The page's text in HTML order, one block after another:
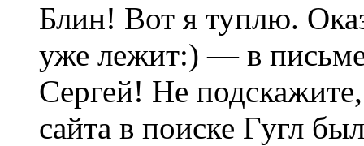
Блин! Вот я туплю.
уже лежит:) — в
Сергей! Не
сайта в поиске Гугл